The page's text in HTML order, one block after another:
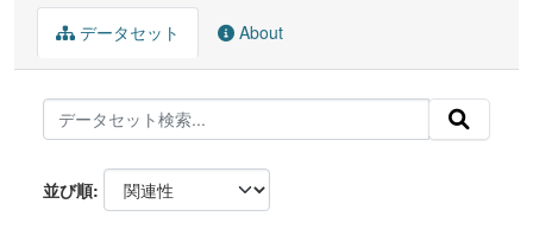
データセット About
並び順